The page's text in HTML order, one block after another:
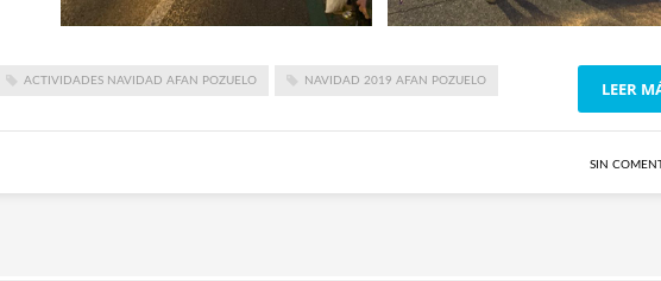
ACTIVIDADES NAVIDAD AFAN POZUELO NAVIDAD 2019 AFAN POZUELO LEER
SIN